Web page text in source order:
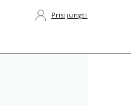
Prisijungti